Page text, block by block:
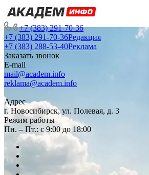
+7 (383) 291-70-36
+7 (383) 291-70-36Редакция
+7 (383) 288-53-40Реклама
Заказать звонок
E-mail
mail@academ.info
reklama@academ.info
Адрес
г. Новосибирск, ул. Полевая, д. 3
Режим работы
Пн. – Пт.: с 9:00 до 18:00